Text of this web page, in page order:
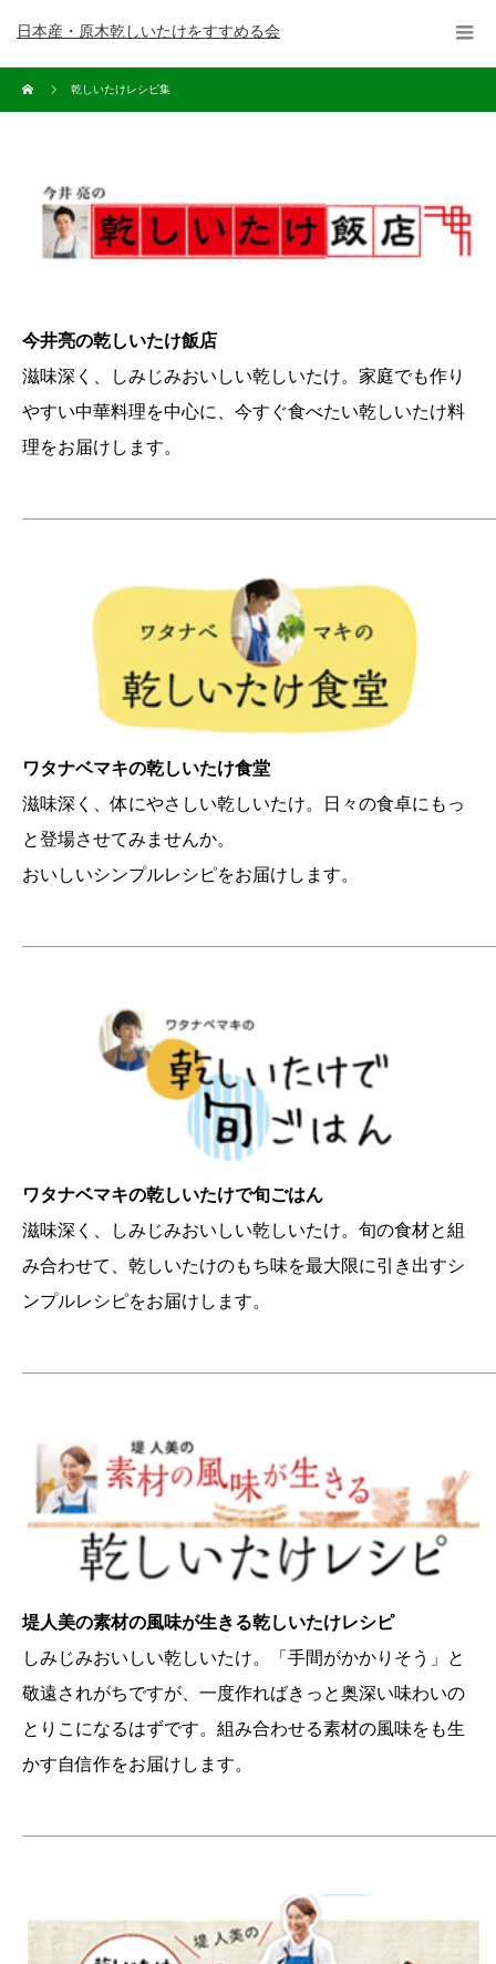
日本産・原木乾しいたけをすすめる会
乾しいたけレシピ集
今井亮の乾しいたけ飯店
滋味深く、しみじみおいしい乾しいたけ。家庭でも作り
やすい中華料理を中心に、今すぐ食べたい乾しいたけ料
理をお届けします。
ワタナベマキの乾しいたけ食堂
滋味深く、体にやさしい乾しいたけ。日々の食卓にもっ
と登場させてみませんか。
おいしいシンプルレシピをお届けします。
ワタナベマキの乾しいたけで旬ごはん
滋味深く、しみじみおいしい乾しいたけ。旬の食材と組
み合わせて、乾しいたけのもち味を最大限に引き出すシ
ンプルレシピをお届けします。
堤人美の素材の風味が生きる乾しいたけレシピ
しみじみおいしい乾しいたけ。「手間がかかりそう」と
敬遠されがちですが、一度作ればきっと奥深い味わいの
とりこになるはずです。組み合わせる素材の風味をも生
かす自信作をお届けします。